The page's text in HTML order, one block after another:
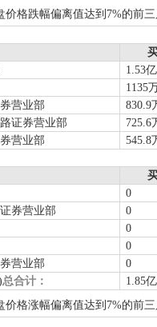
价格跌幅偏离值达到7%的前
1.53亿
1135
营业部
830.9
证券营业部
725.6
营业部
545.8
0
券营业部
0
0
0
营业部
0
总合计： 1.85亿
价格涨幅偏离值达到7%的前